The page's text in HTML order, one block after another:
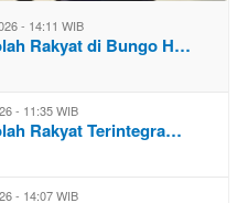
- 14:11 WIB
Rakyat di Bungo H…
- 11:35 WIB
Rakyat Terintegra…
- 14:07 WIB